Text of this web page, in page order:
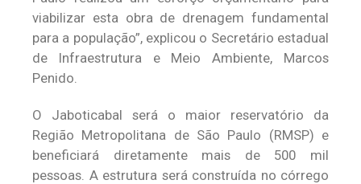
viabilizar esta obra de drenagem fundamental
para a população”, explicou o Secretário estadual
de Infraestrutura e Meio Ambiente, Marcos
Penido.
O Jaboticabal será o maior reservatório da
Região Metropolitana de São Paulo (RMSP) e
beneficiará diretamente mais de 500 mil
pessoas. A estrutura será construída no córrego